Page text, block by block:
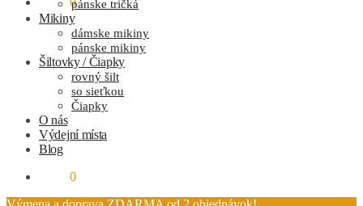
pánske tričká
Mikiny
dámske mikiny
pánske mikiny
Šiltovky / Čiapky
rovný šilt
so sieťkou
Čiapky
O nás
Výdejní místa
Blog
0